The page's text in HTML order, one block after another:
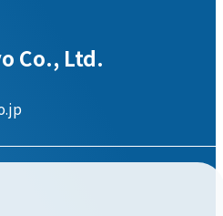
Co., Ltd.